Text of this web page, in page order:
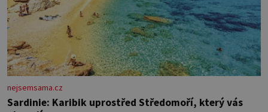
nejsemsama.cz
Sardinie: Karibik uprostřed Středomoří, který vás